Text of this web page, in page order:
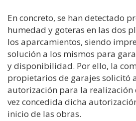
En concreto, se han detectado
humedad y goteras en las dos
los aparcamientos, siendo
solución a los mismos para
y disponibilidad. Por ello, la
propietarios de garajes solicitó
autorización para la realización
vez concedida dicha
inicio de las obras.